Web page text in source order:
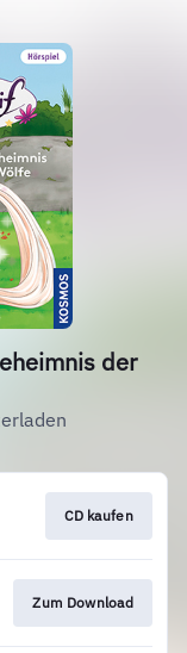
der
CD kaufen
Zum Download